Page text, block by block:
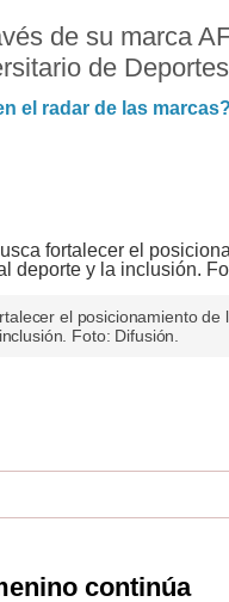
de su marca
de
el radar de las marcas?
el posicionamiento de
Foto: Difusión.
continúa